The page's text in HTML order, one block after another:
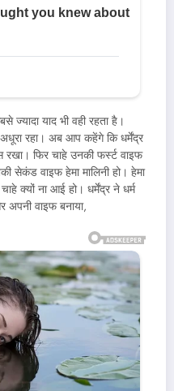
ज्यादा याद भी वही रहता है।
अधूरा रहा। अब आप कहेंगे कि धर्मेंद्र
रखा। फिर चाहे उनकी फर्स्ट वाइफ
सेकंड वाइफ हेमा मालिनी हो। हेमा
क्यों ना आई हो। धर्मेंद्र ने धर्म
अपनी वाइफ बनाया,